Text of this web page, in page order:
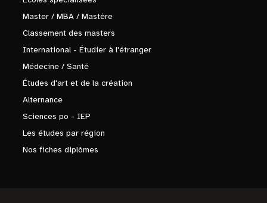
Master / MBA / Mastère
Classement des masters
International - Étudier à l'étranger
Médecine / Santé
Études d'art et de la création
Alternance
Sciences po - IEP
Les études par région
Nos fiches diplômes